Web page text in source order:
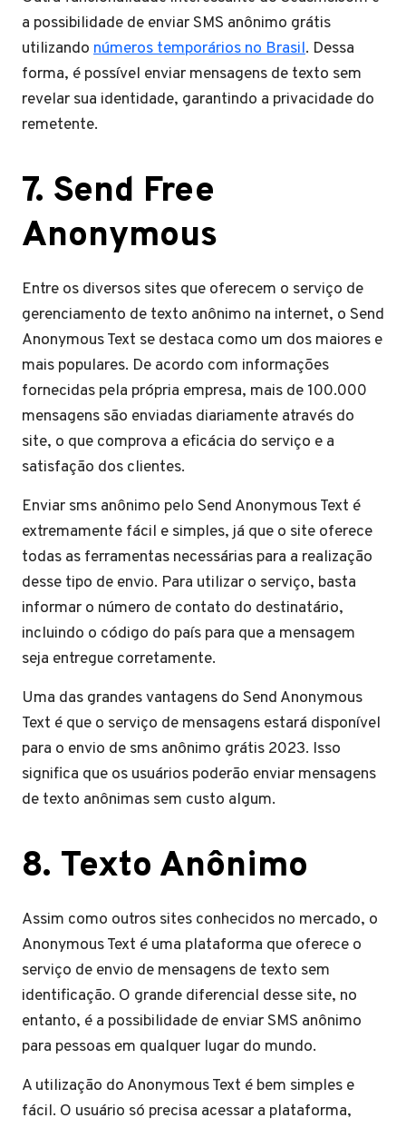
a possibilidade de enviar SMS anônimo grátis
utilizando números temporários no Brasil. Dessa
forma, é possível enviar mensagens de texto sem
revelar sua identidade, garantindo a privacidade do
remetente.
7. Send Free
Anonymous
Entre os diversos sites que oferecem o serviço de
gerenciamento de texto anônimo na internet, o Send
Anonymous Text se destaca como um dos maiores e
mais populares. De acordo com informações
fornecidas pela própria empresa, mais de 100.000
mensagens são enviadas diariamente através do
site, o que comprova a eficácia do serviço e a
satisfação dos clientes.
Enviar sms anônimo pelo Send Anonymous Text é
extremamente fácil e simples, já que o site oferece
todas as ferramentas necessárias para a realização
desse tipo de envio. Para utilizar o serviço, basta
informar o número de contato do destinatário,
incluindo o código do país para que a mensagem
seja entregue corretamente.
Uma das grandes vantagens do Send Anonymous
Text é que o serviço de mensagens estará disponível
para o envio de sms anônimo grátis 2023. Isso
significa que os usuários poderão enviar mensagens
de texto anônimas sem custo algum.
8. Texto Anônimo
Assim como outros sites conhecidos no mercado, o
Anonymous Text é uma plataforma que oferece o
serviço de envio de mensagens de texto sem
identificação. O grande diferencial desse site, no
entanto, é a possibilidade de enviar SMS anônimo
para pessoas em qualquer lugar do mundo.
A utilização do Anonymous Text é bem simples e
fácil. O usuário só precisa acessar a plataforma,